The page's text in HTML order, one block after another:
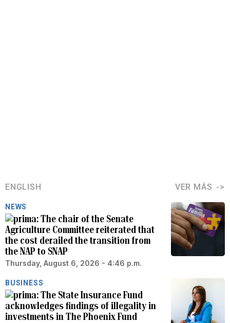
ENGLISH VER MÁS
NEWS
The chair of the Senate
Agriculture Committee reiterated that
the cost derailed the transition from
the NAP to SNAP
Thursday, August 6, 2026 - 4:46 p.m.
BUSINESS
The State Insurance Fund
acknowledges findings of illegality in
investments in The Phoenix Fund